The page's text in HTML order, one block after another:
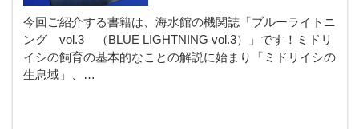
今回ご紹介する書籍は、海水館の機関誌「ブルーライトニ
ング vol.3 （BLUE LIGHTNING vol.3）」です！ミドリ
イシの飼育の基本的なことの解説に始まり「ミドリイシの
生息域」、…